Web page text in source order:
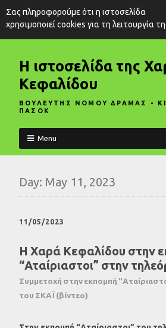
Η ιστοσελίδα της
Κεφαλίδου
ΒΟΥΛΕΥΤΗΣ ΝΟΜΟΥ ΔΡΑΜΑΣ •
ΠΑΣΟΚ
Menu
Day: May 11, 2023
11/05/2023
Η Χαρά Κεφαλίδου στην
“Αταίριαστοι” στην
Συμμετοχή στην εκπομπή
του ΣΚΑΪ (βίντεο)
Σας πληροφορούμε ότι η ιστοσελίδα
χρησιμοποιεί cookies για τη λειτουργία